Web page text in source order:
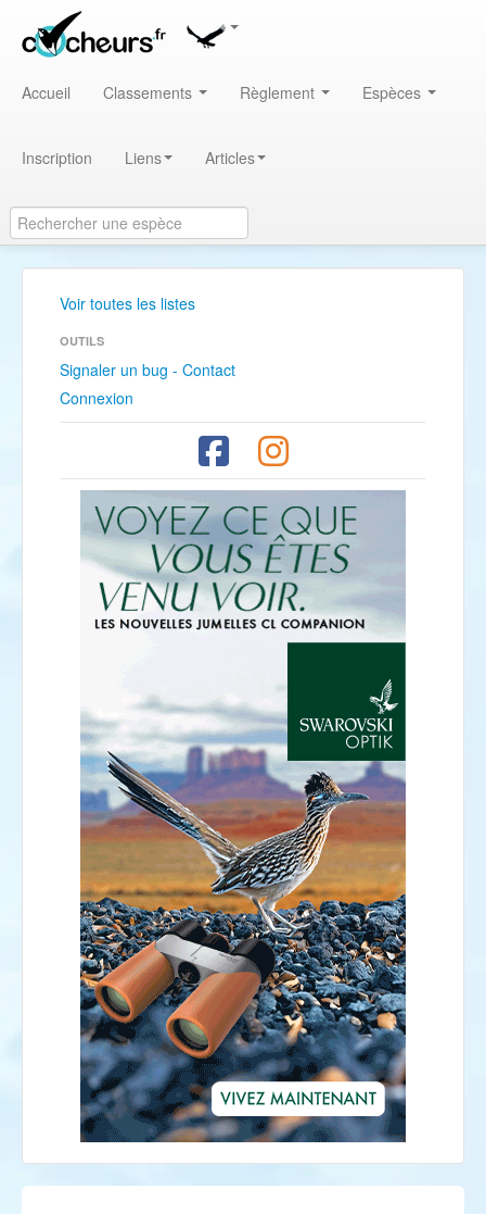
Accueil Classements Règlement Espèces
Inscription Liens Articles
Voir toutes les listes
OUTILS
Signaler un bug - Contact
Connexion